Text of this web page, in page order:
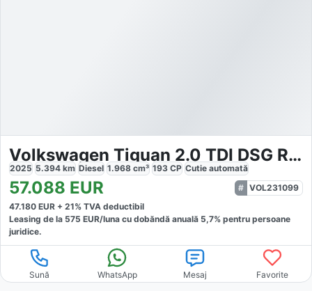
Volkswagen Tiguan 2.0 TDI DSG R-Line 4Mo
2025 5.394 km Diesel 1.968 cm³ 193 CP Cutie automată
57.088 EUR
VOL231099
47.180 EUR + 21% TVA deductibil
Leasing de la 575 EUR/luna cu dobăndă anuală 5,7% pentru persoane
juridice.
Sună WhatsApp Mesaj Favorite